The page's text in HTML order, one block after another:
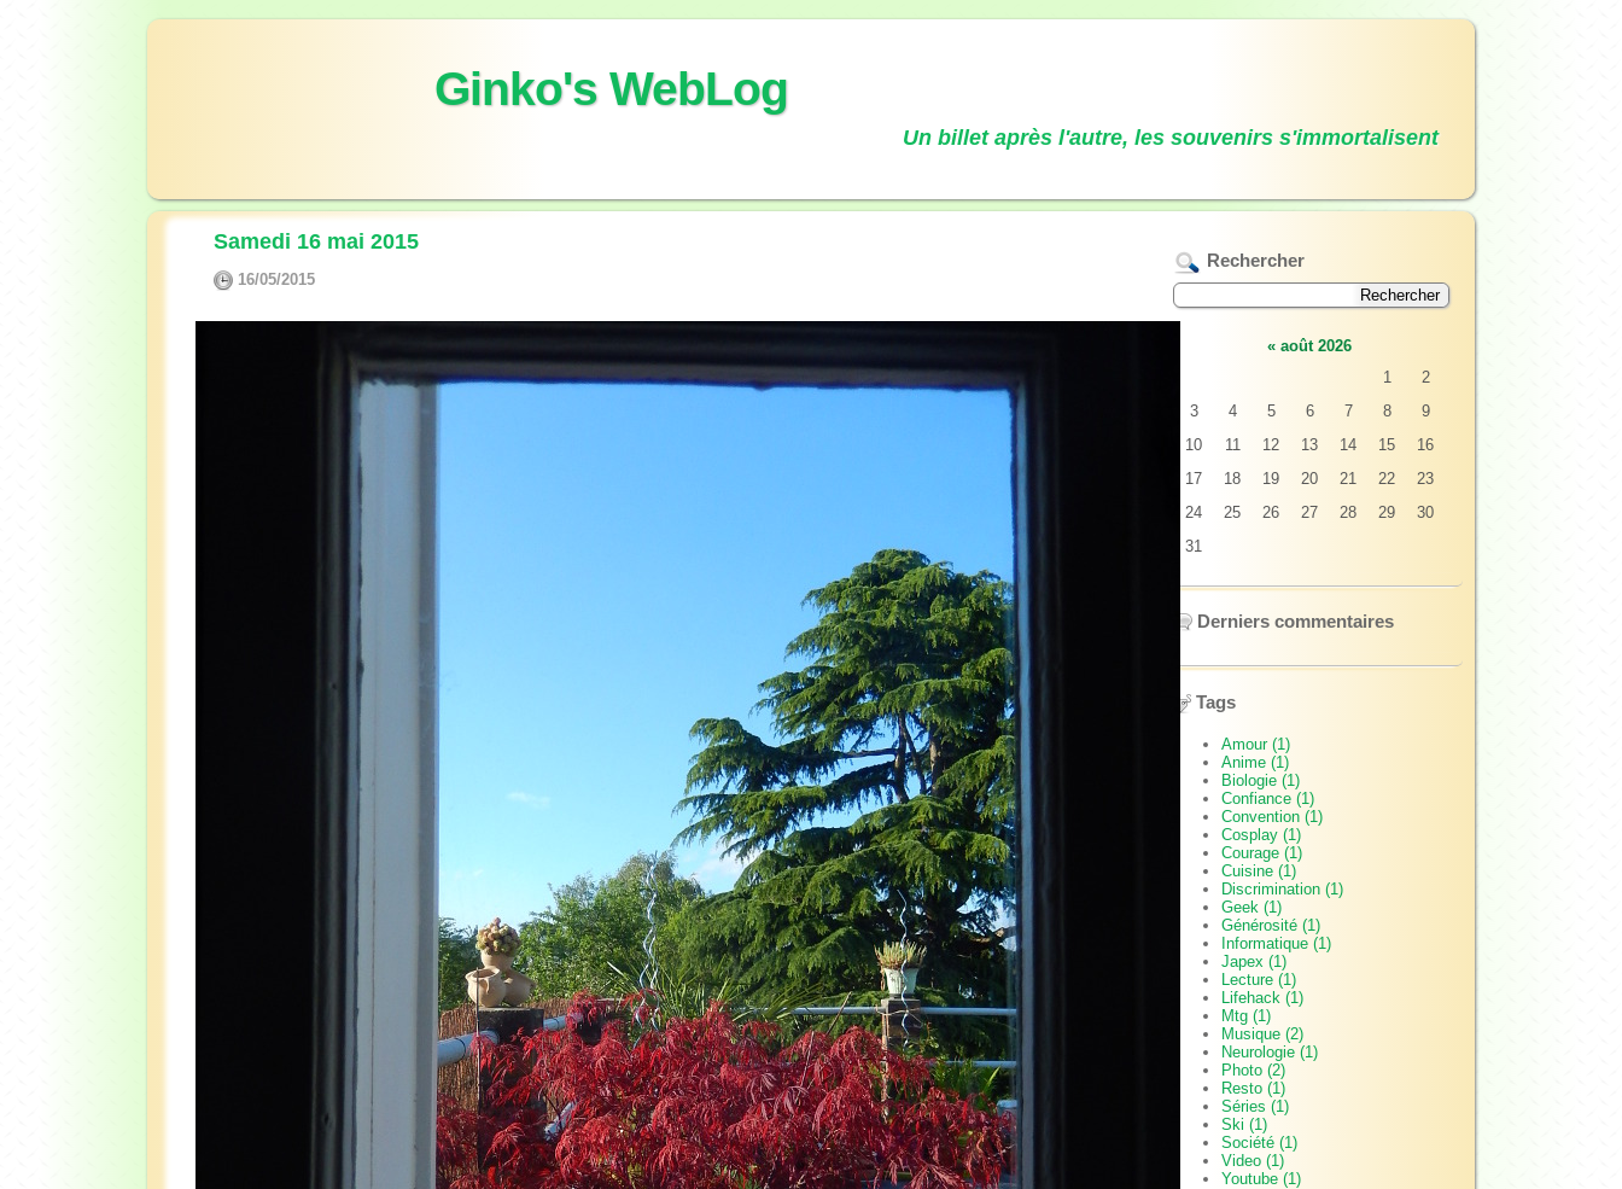
Ginko's WebLog
Un billet après l'autre, les souvenirs s'immortalisent
Rechercher
« août 2026
1
2
3
4 5 6 7 8
9
10
11 12 13 14 15
16
17
18 19 20 21 22
23
24
25 26 27 28 29
30
31
Derniers commentaires
Tags
Amour (1)
Anime (1)
Biologie (1)
Confiance (1)
Convention (1)
Cosplay (1)
Courage (1)
Cuisine (1)
Discrimination (1)
Geek (1)
Générosité (1)
Informatique (1)
Japex (1)
Lecture (1)
Lifehack (1)
Mtg (1)
Musique (2)
Neurologie (1)
Photo (2)
Resto (1)
Séries (1)
Ski (1)
Société (1)
Video (1)
Youtube (1)
Samedi 16 mai 2015
16/05/2015